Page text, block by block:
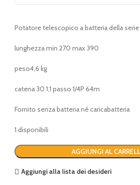
Potatore telescopico a batteria della serie
lunghezza min 270 max 390
peso4,6 kg
catena 30 1,1 passo 1/4P 64m
Fornito senza batteria né caricabatteria
1 disponibili
AGGIUNGI AL
Aggiungi alla lista dei desideri